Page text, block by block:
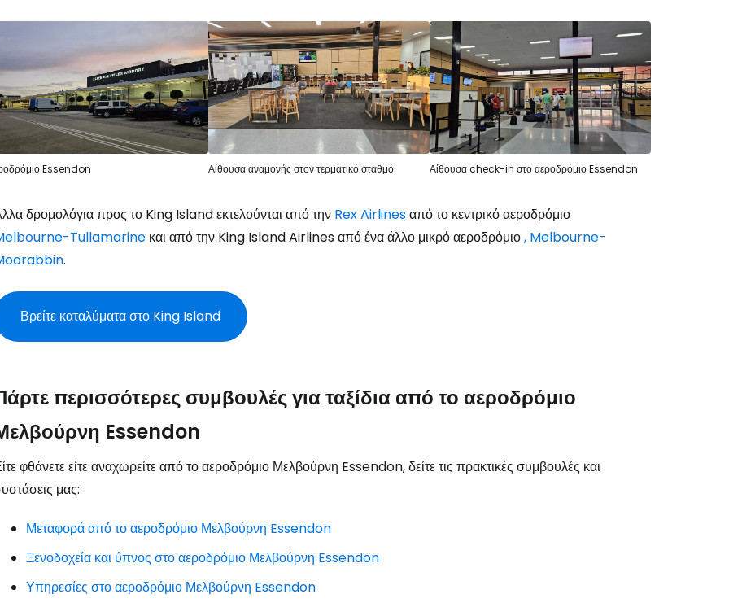
Essendon Αίθουσα αναμονής στον τερματικό σταθμό Αίθουσα check-in στο αεροδρόμιο Essendon
δρομολόγια προς το King Island εκτελούνται από την Rex Airlinesαπό το κεντρικό αεροδρόμιο
Tullamarine και από την King Island Airlines από ένα άλλο μικρό αεροδρόμιο, Melbourne-
.
Βρείτε καταλύματα στο King Island
περισσότερες συμβουλές για ταξίδια από το αεροδρόμιο
Essendon
φθάνετε είτε αναχωρείτε από το αεροδρόμιο Μελβούρνη Essendon, δείτε τις πρακτικές συμβουλές και
μας:
Μεταφορά από το αεροδρόμιο Μελβούρνη Essendon
Ξενοδοχεία και ύπνος στο αεροδρόμιο Μελβούρνη Essendon
Υπηρεσίες στο αεροδρόμιο Μελβούρνη Essendon
Συνεχίστε με την Google
Συνεχίστε με το Facebook